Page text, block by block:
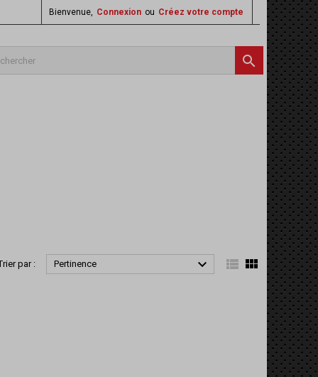
Bienvenue, Connexion ou Créez votre compte

par : Pertinence   